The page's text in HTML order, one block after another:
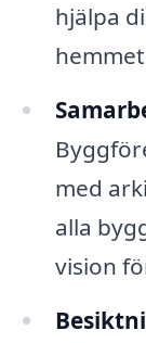
hjälpa
med
alla
vision